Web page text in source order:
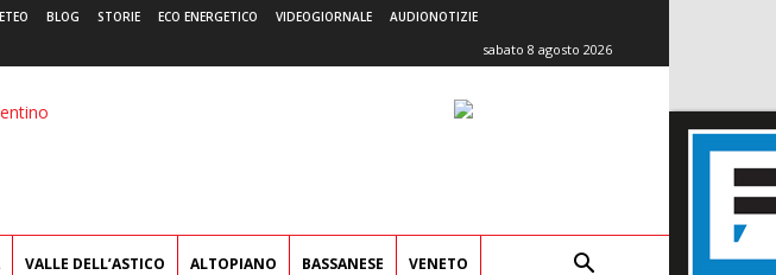
BLOG STORIE ECO ENERGETICO VIDEOGIORNALE AUDIONOTIZIE
sabato 8 agosto 2026
VALLE DELL’ASTICO ALTOPIANO BASSANESE VENETO